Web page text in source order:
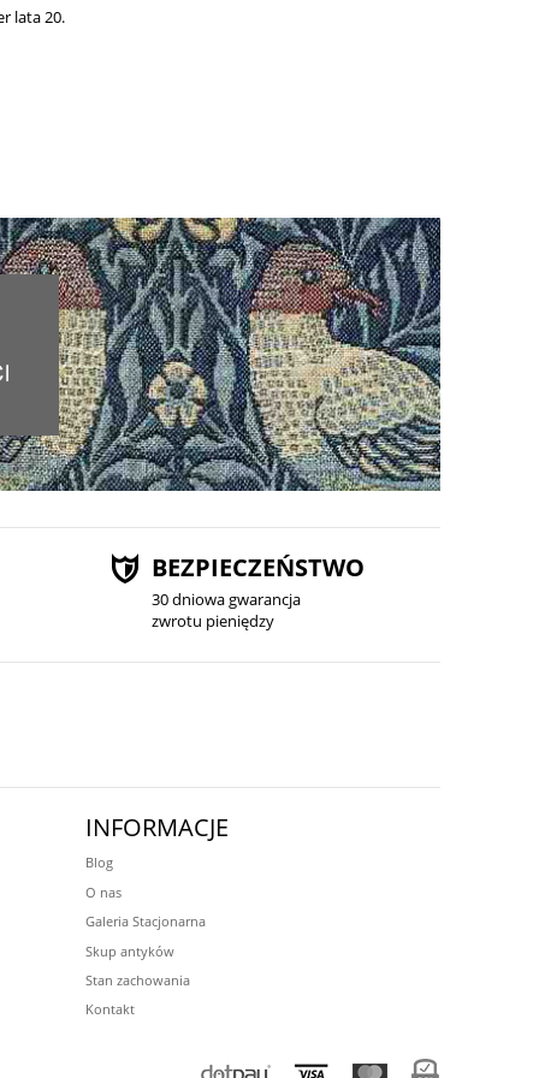
lata 20.
BEZPIECZEŃSTWO
30 dniowa gwarancja
zwrotu pieniędzy
INFORMACJE
Blog
O nas
Galeria Stacjonarna
Skup antyków
Stan zachowania
Kontakt